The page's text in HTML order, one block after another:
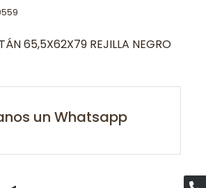
65,5X62X79 REJILLA NEGRO
un Whatsapp